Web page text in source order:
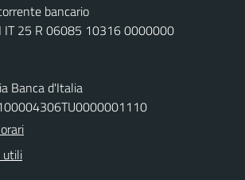
bancario
IT 25 R 06085 10316 0000000
Banca d'Italia
utili